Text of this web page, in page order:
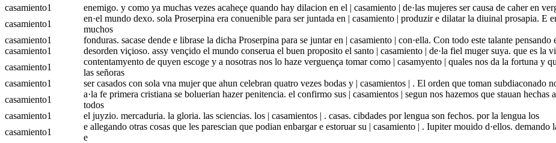
casamiento1 enemigo. y como ya muchas vezes acaheçe quando hay dilacion en el | casamiento | de·las mujeres ser causa de caher en
casamiento1
en·el mundo dexo. sola Proserpina era conuenible para ser juntada en | casamiento | produzir e dilatar la diuinal prosapia. E
muchos
casamiento1 fonduras. sacase dende e librase la dicha Proserpina para se juntar en | casamiento | con·ella. Con todo este talante
casamiento1 desorden viçioso. assy vençido el mundo conserua el buen proposito el santo | casamiento | de·la fiel muger suya. que es la
casamiento1
contentamyento de quyen escoge y a nosotras nos lo haze verguença tomar como | casamyento | quales nos da la fortuna y
las señoras
casamiento1 ser casados con sola vna mujer que ahun celebran quatro vezes bodas y | casamientos | . El orden que toman subdiaconado
casamiento1
a·la fe primera cristiana se boluerian hazer penitencia. el confirmo sus | casamientos | segun nos hazemos que stauan
todos
casamiento1 el juyzio. mercaduria. la gloria. las sciencias. los | casamientos | . casas. cibdades por lengua son fechos. por la lengua los
casamiento1
e allegando otras cosas que les parescian que podian enbargar e estoruar su | casamiento | . Iupiter mouido d·ellos. demando
e